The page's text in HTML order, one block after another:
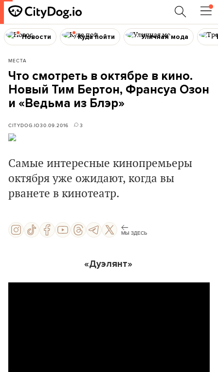
Новости Куда пойти Уличная мода
МЕСТА
Что смотреть в октябре в кино.
Новый Тим Бертон, Франсуа Озон
и «Ведьма из Блэр»
CITYDOG.IO30.09.2016 3
Самые интересные кинопремьеры
октября уже ожидают, когда вы
рванете в кинотеатр.
МЫ ЗДЕСЬ
«Дуэлянт»